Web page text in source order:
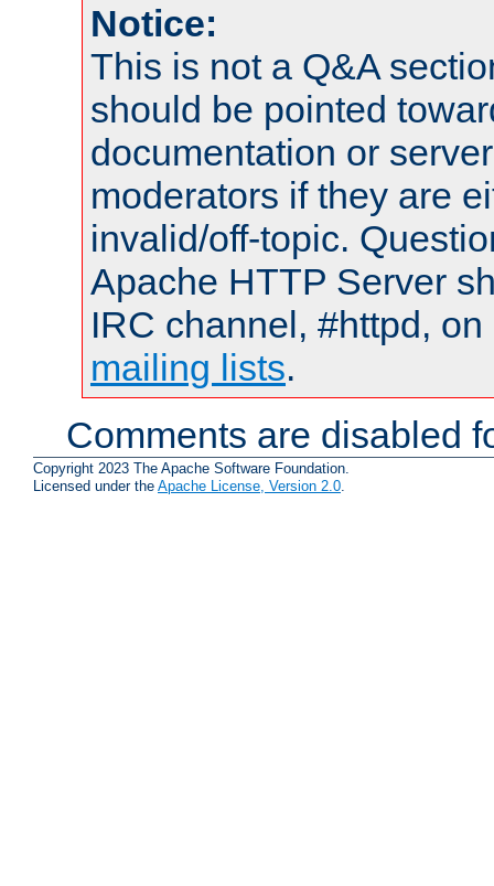
Notice:
This is not a Q&A
should be pointed
documentation or
moderators if they are
invalid/off-topic.
Apache HTTP Server
IRC channel, #httpd,
mailing lists.
Comments are disabled
Copyright 2023 The Apache Software Foundation.
Licensed under the Apache License, Version 2.0.